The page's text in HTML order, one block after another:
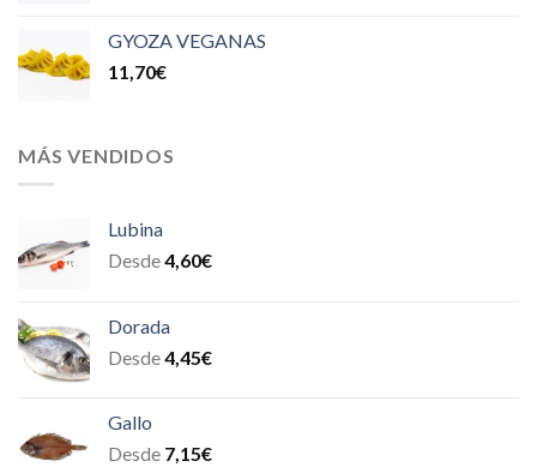
GYOZA VEGANAS
11,70€
MÁS VENDIDOS
Lubina
Desde4,60€
Dorada
Desde4,45€
Gallo
Desde 7,15€